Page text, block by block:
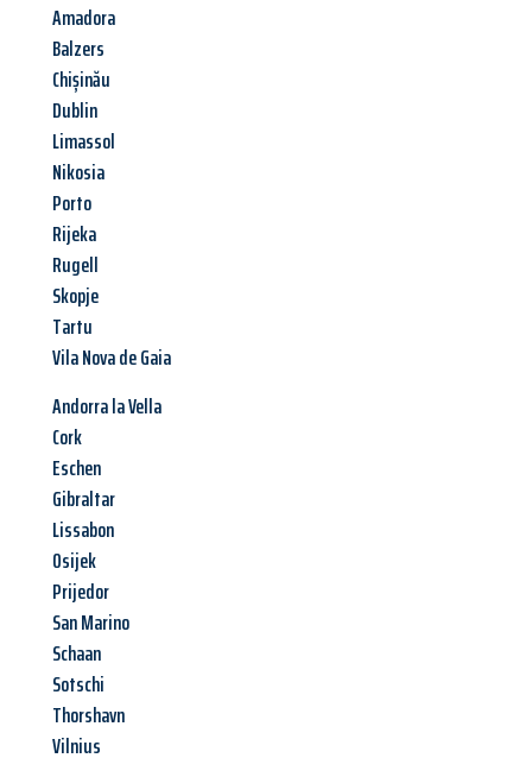
Amadora
Balzers
Chișinău
Dublin
Limassol
Nikosia
Porto
Rijeka
Rugell
Skopje
Tartu
Vila Nova de Gaia
Andorra la Vella
Cork
Eschen
Gibraltar
Lissabon
Osijek
Prijedor
San Marino
Schaan
Sotschi
Thorshavn
Vilnius